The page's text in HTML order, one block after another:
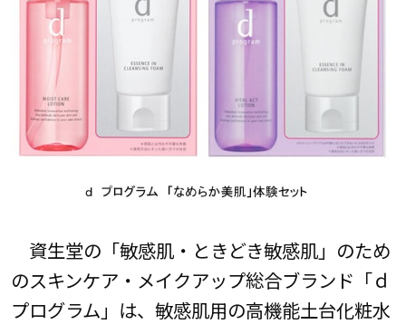
資生堂の「敏感肌・ときどき敏感肌」のため
のスキンケア・メイクアップ総合ブランド「ｄ
プログラム」は、敏感肌用の高機能土台化粧水